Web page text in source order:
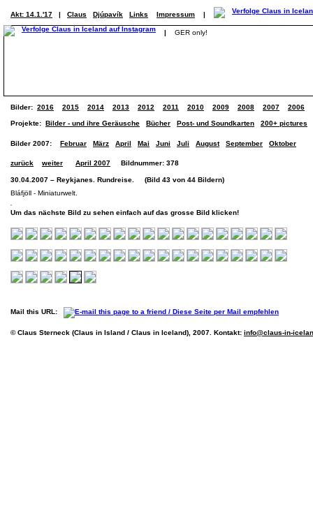
Akt: 14.1.'17 | Claus Djúpavík Links Impressum |
| GER only!
Bilder: 2016 2015 2014 2013 2012 2011 2010 2009 2008 2007 2006
Projekte: Bilder - und ihre Geräusche Bücher Post- und Soundkarten 200+ pictures
Bilder 2007: Februar März April Mai Juni Juli August September Oktober
zurück weiter April 2007 Bildnummer: 378
30.04.2007 – Reykjanes. Rundreise. (Bild 43 von 44 Bildern)
Bláfjöll - Miniaturwelt.
Um das nächste Bild zu sehen einfach auf das grosse Bild klicken!
Mail this URL:
© Claus Sterneck (Claus in Island / Claus in Iceland), 2007. Kontakt: info@claus-in-